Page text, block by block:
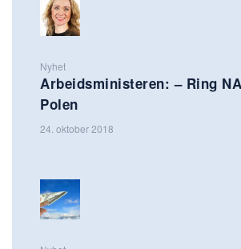
Nyhet
Arbeidsministeren: – Ring
Polen
24. oktober 2018